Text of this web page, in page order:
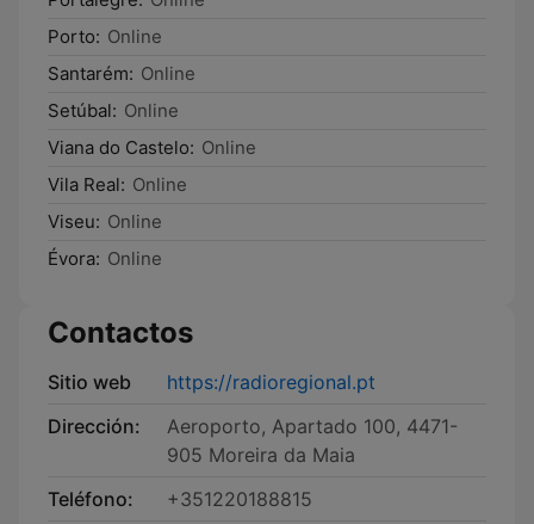
Porto: Online
Santarém: Online
Setúbal: Online
Viana do Castelo: Online
Vila Real: Online
Viseu: Online
Évora: Online
Contactos
Sitio web
https://radioregional.pt
Dirección:
Aeroporto, Apartado 100, 4471-
905 Moreira da Maia
Teléfono:
+351220188815